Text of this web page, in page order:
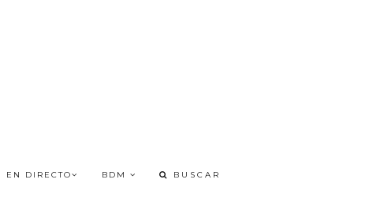
EN DIRECTO BDM